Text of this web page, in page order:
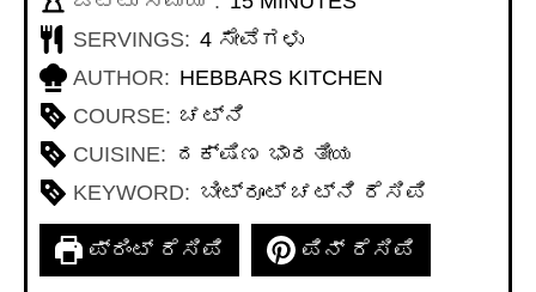
SERVINGS: 4 ಸೇವೆಗಳು
AUTHOR: HEBBARS KITCHEN
COURSE: ಚಟ್ನಿ
CUISINE: ದಕ್ಷಿಣ ಭಾರತೀಯ
KEYWORD: ಬೀಟ್ರೂಟ್ ಚಟ್ನಿ ರೆಸಿಪಿ
ಪ್ರಿಂಟ್ ರೆಸಿಪಿ ಪಿನ್ ರೆಸಿಪಿ